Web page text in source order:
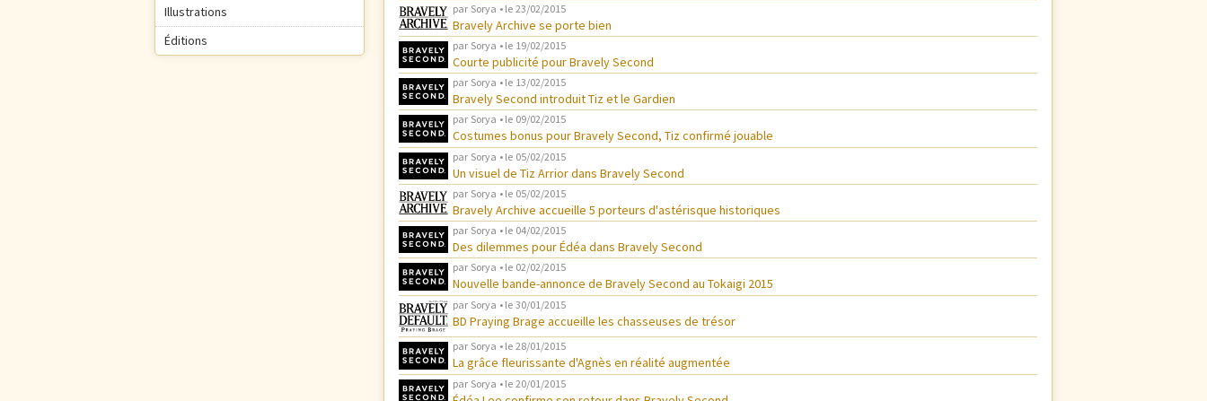
Illustrations
Éditions
par Sorya • le 23/02/2015
Bravely Archive se porte bien
par Sorya • le 19/02/2015
Courte publicité pour Bravely Second
par Sorya • le 13/02/2015
Bravely Second introduit Tiz et le Gardien
par Sorya • le 09/02/2015
Costumes bonus pour Bravely Second, Tiz confirmé jouable
par Sorya • le 05/02/2015
Un visuel de Tiz Arrior dans Bravely Second
par Sorya • le 05/02/2015
Bravely Archive accueille 5 porteurs d'astérisque historiques
par Sorya • le 04/02/2015
Des dilemmes pour Édéa dans Bravely Second
par Sorya • le 02/02/2015
Nouvelle bande-annonce de Bravely Second au Tokaigi 2015
par Sorya • le 30/01/2015
BD Praying Brage accueille les chasseuses de trésor
par Sorya • le 28/01/2015
La grâce fleurissante d'Agnès en réalité augmentée
par Sorya • le 20/01/2015